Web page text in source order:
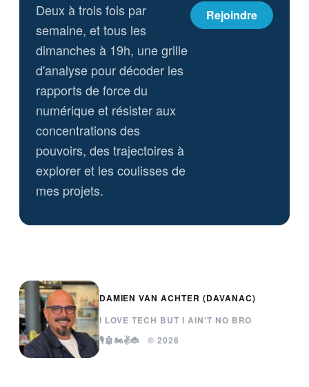
Deux à trois fois par
semaine, et tous les
dimanches à 19h, une grille
d'analyse pour décoder les
rapports de force du
numérique et résister aux
concentrations des
pouvoirs, des trajectoires à
explorer et les coulisses de
mes projets.
Rejoindre
DAMIEN VAN ACHTER (DAVANAC)
I LOVE TECH BUT I AIN'T NO BRO
🎙️🤖🏍️✌️🐞 © 2026